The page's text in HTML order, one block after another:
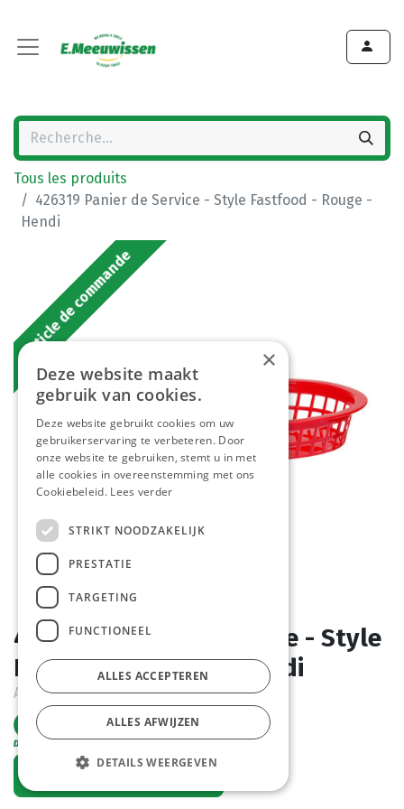
Tous les produits
426319 Panier de Service - Style Fastfood - Rouge -
Hendi
Article de commande
426319 Panier de Service - Style
Fastfood - Rouge - Hendi
Article de commande
Demander un compte
×
Deze website maakt
gebruik van cookies.
Deze website gebruikt cookies om uw
gebruikerservaring te verbeteren. Door
onze website te gebruiken, stemt u in met
alle cookies in overeenstemming met ons
Cookiebeleid. Lees verder
STRIKT NOODZAKELIJK
PRESTATIE
TARGETING
FUNCTIONEEL
ALLES ACCEPTEREN
ALLES AFWIJZEN
DETAILS WEERGEVEN